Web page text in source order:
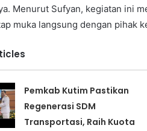
Menurut Sufyan, kegiatan ini
muka langsung dengan pihak
Pemkab Kutim Pastikan
Regenerasi SDM
Transportasi, Raih Kuota